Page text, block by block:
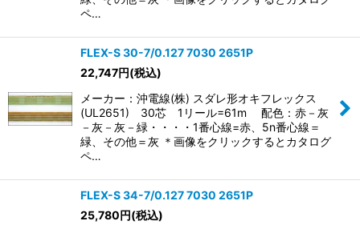
ペ…
FLEX-S 30-7/0.127 7030 2651P
22,747円(税込)
メーカー：沖電線(株) スダレ形オキフレックス
(UL2651) 30芯 1リール=61m 配色：赤－灰
－灰－灰－緑・・・・1番心線=赤、5n番心線＝
緑、その他＝灰 ＊画像をクリックするとカタログ
ペ…
FLEX-S 34-7/0.127 7030 2651P
25,780円(税込)